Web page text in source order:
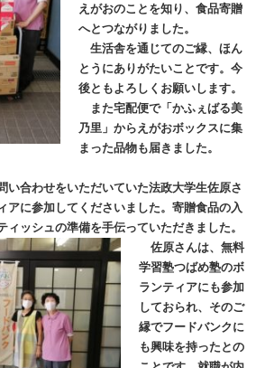
えがおのことを知り、食品寄贈
へとつながりました。
生活舎を通じてのご縁、ほん
とうにありがたいことです。今
後ともよろしくお願いします。
また宅配便で「かふぇばる美
乃里」からえがおボックスに集
まった品物も届きました。
合わせをいただいていた法政大学生佐原さ
アに参加してくださいました。寄贈食品の入
ィッシュの準備を手伝っていただきました。
佐原さんは、無料
学習塾つばめ塾のボ
ランティアにも参加
しておられ、そのご
縁でフードバンクに
も興味を持ったとの